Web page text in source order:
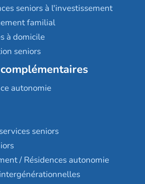
seniors à l'investissement
familial
à domicile
seniors
autonomie
seniors
/ Résidences autonomie